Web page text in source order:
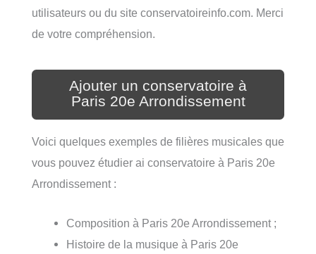
utilisateurs ou du site conservatoireinfo.com. Merci
de votre compréhension.
Ajouter un conservatoire à
Paris 20e Arrondissement
Voici quelques exemples de filières musicales que
vous pouvez étudier ai conservatoire à Paris 20e
Arrondissement :
Composition à Paris 20e Arrondissement ;
Histoire de la musique à Paris 20e